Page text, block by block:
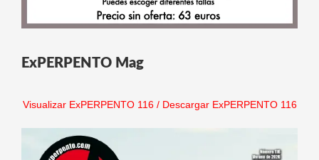
ExPERPENTO Mag
Visualizar ExPERPENTO 116/ Descargar ExPERPENTO 116